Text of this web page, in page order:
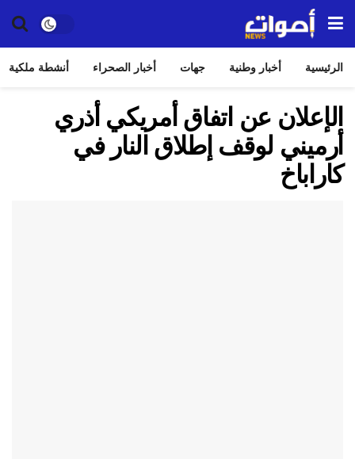
الرئيسية أخبار وطنية جهات أخبار الصحراء أنشطة ملكية
الإعلان عن اتفاق أمريكي أذري
أرميني لوقف إطلاق النار في
كاراباخ